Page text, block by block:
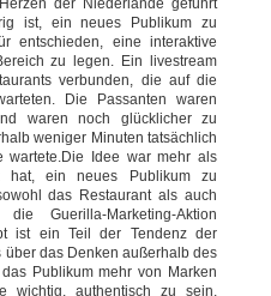
ist, ein neues Publikum zu
entschieden, eine interaktive
zu legen. Ein livestream
verbunden, die auf die
Die Passanten waren
waren noch glücklicher zu
weniger Minuten tatsächlich
Idee war mehr als
hat, ein neues Publikum zu
das Restaurant als auch
Guerilla-Marketing-Aktion
ist ein Teil der Tendenz der
das Denken außerhalb des
Publikum mehr von Marken
wichtig, authentisch zu sein,